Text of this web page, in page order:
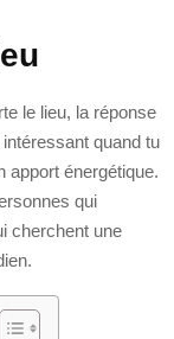
le lieu, la réponse
quand tu
apport énergétique.
qui
cherchent une